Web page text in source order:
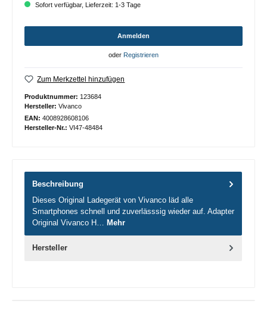
Sofort verfügbar, Lieferzeit: 1-3 Tage
Anmelden
oder Registrieren
Zum Merkzettel hinzufügen
Produktnummer: 123684
Hersteller: Vivanco
EAN: 4008928608106
Hersteller-Nr.: VI47-48484
Beschreibung
Dieses Original Ladegerät von Vivanco läd alle
Smartphones schnell und zuverlässsig wieder auf. Adapter
Original Vivanco H… Mehr
Hersteller